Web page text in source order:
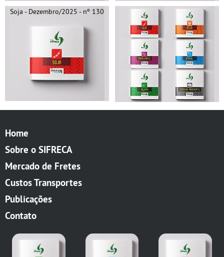
Soja - Dezembro/2025 - nº 130
Home
Sobre o SIFRECA
Mercado de Fretes
Custos Transportes
Publicações
Contato